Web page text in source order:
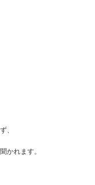
、
かれます。